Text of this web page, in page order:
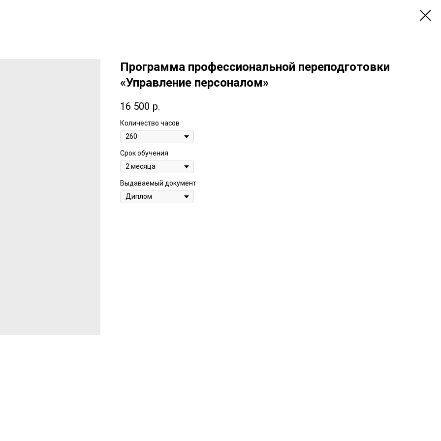
Программа профессиональной переподготовки
«Управление персоналом»
16 500 р.
Количество часов
Срок обучения
Выдаваемый документ